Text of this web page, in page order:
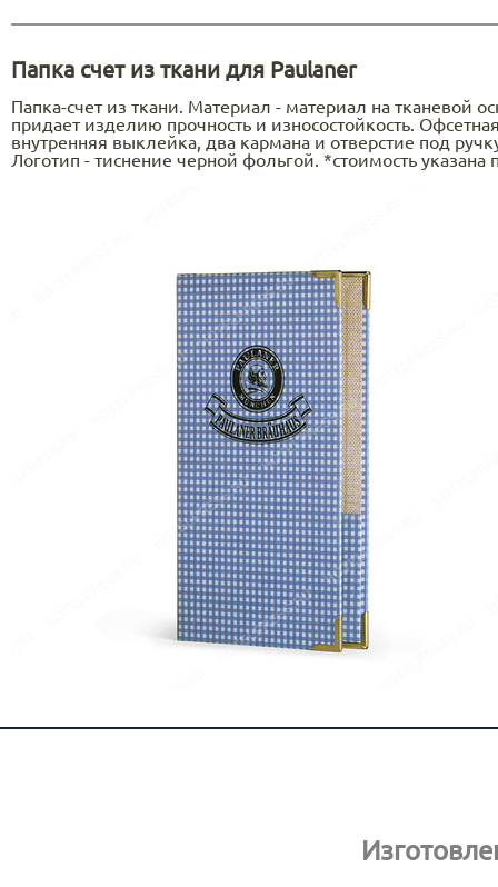
Папка счет из ткани для Paulaner
Папка-счет из ткани. Материал - материал на тканевой
придает изделию прочность и износостойкость.
внутренняя выклейка, два кармана и отверстие под
Логотип - тиснение черной фольгой. *стоимость указана